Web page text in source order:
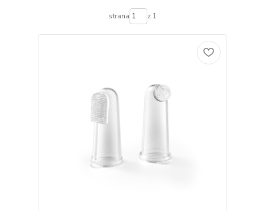
strana z 1